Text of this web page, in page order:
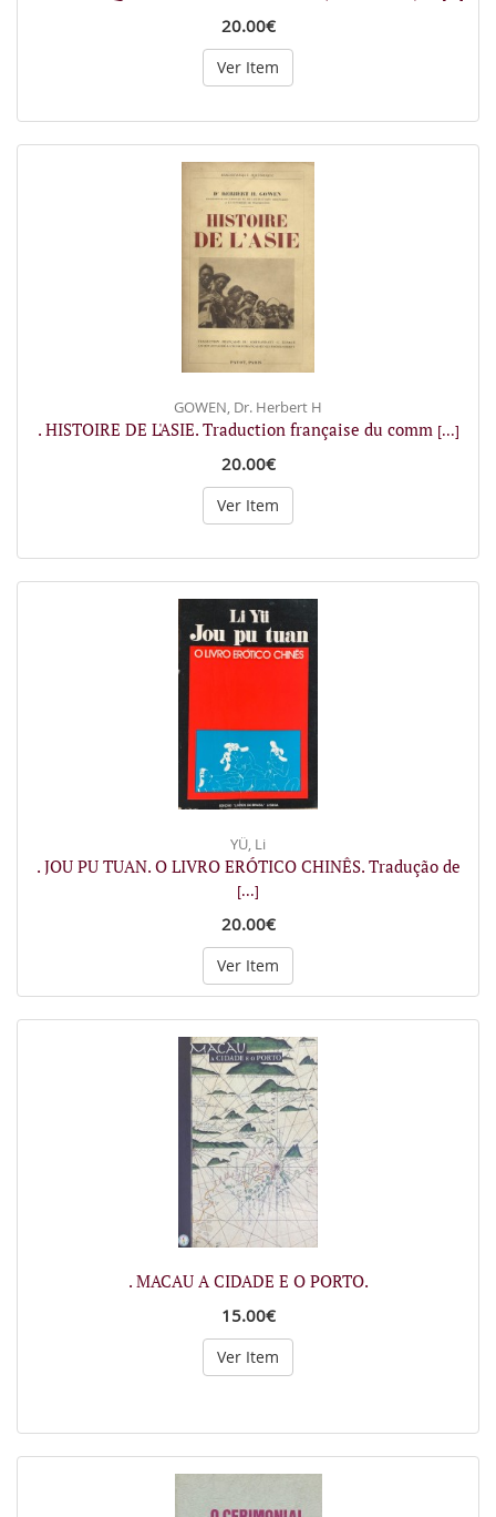
20.00€
Ver Item
GOWEN, Dr. Herbert H
. HISTOIRE DE L'ASIE. Traduction française du comm [...]
20.00€
Ver Item
YÜ, Li
. JOU PU TUAN. O LIVRO ERÓTICO CHINÊS. Tradução de
[...]
20.00€
Ver Item
. MACAU A CIDADE E O PORTO.
15.00€
Ver Item